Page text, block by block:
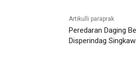
Artikulli paraprak
Peredaran Daging
Disperindag